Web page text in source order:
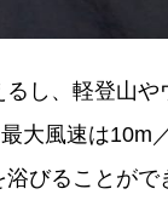
し、軽登山
大風速は10m
びることがで